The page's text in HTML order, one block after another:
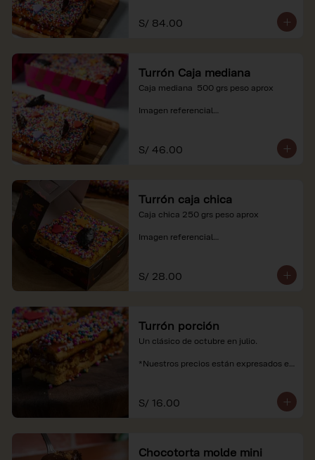
S/ 84.00
Turrón Caja mediana
Caja mediana  500 grs peso aprox
Imagen referencial
soles e incluyen impuestos de ley y
recargo al consumo.
S/ 46.00
Turrón caja chica
Caja chica 250 grs peso aprox
Imagen referencial
soles e incluyen impuestos de ley y
recargo al consumo.
S/ 28.00
Turrón porción
Un clásico de octubre en julio.
*Nuestros precios están expresados en
S/ 16.00
Chocotorta molde mini